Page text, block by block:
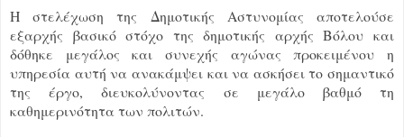
Η στελέχωση της Δημοτικής Αστυνομίας αποτελούσε
εξαρχής βασικό στόχο της δημοτικής αρχής Βόλου και
δόθηκε μεγάλος και συνεχής αγώνας προκειμένου η
υπηρεσία αυτή να ανακάμψει και να ασκήσει το σημαντικό
της έργο, διευκολύνοντας σε μεγάλο βαθμό τη
καθημερινότητα των πολιτών.